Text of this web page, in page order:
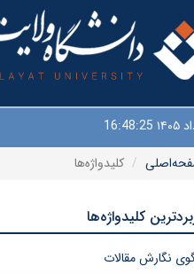
16:48:25
کلیدواژه‌ها
کلیدواژه‌ها
نگارش مقالات